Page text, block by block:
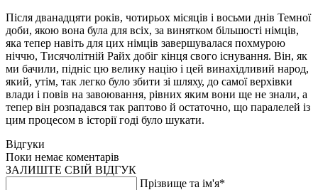
Після дванадцяти років, чотирьох місяців і восьми днів Темної
доби, якою вона була для всіх, за винятком більшості німців,
яка тепер навіть для цих німців завершувалася похмурою
ніччю, Тисячолітній Райх добіг кінця свого існування. Він, як
ми бачили, підніс цю велику націю і цей винахідливий народ,
який, утім, так легко було збити зі шляху, до самої верхівки
влади і повів на завоювання, рівних яким вони ще не знали, а
тепер він розпадався так раптово й остаточно, що паралелей із
цим процесом в історії годі було шукати.
Відгуки
Поки немає коментарів
ЗАЛИШТЕ СВІЙ ВІДГУК
Прізвище та ім'я*